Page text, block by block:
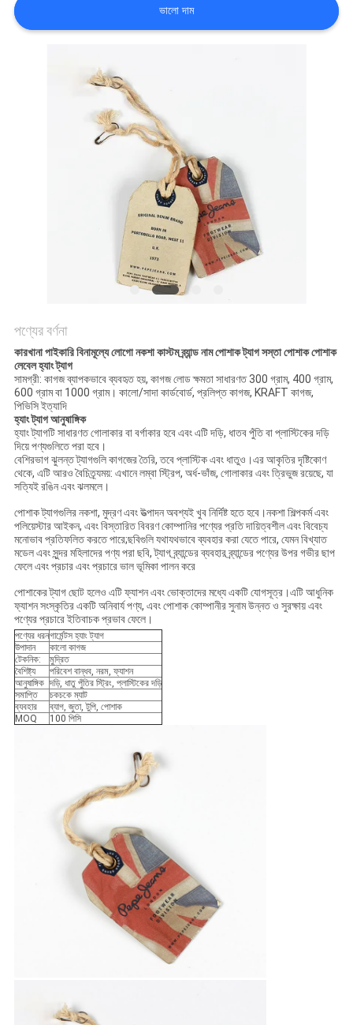
সাইট
ভালো দাম
পণ্যের বর্ণনা
কারখানা পাইকারি বিনামূল্যে লোগো নকশা কাস্টম ব্র্যান্ড নাম পোশাক ট্যাগ সস্তা পোশাক পোশাক
লেবেল হ্যাং ট্যাগ
সামগ্রী: কাগজ ব্যাপকভাবে ব্যবহৃত হয়, কাগজ লোড ক্ষমতা সাধারণত 300 গ্রাম, 400 গ্রাম,
600 গ্রাম বা 1000 গ্রাম। কালো/সাদা কার্ডবোর্ড, প্রলিপ্ত কাগজ, KRAFT কাগজ,
পিভিসি ইত্যাদি
হ্যাং ট্যাগ আনুষাঙ্গিক
হ্যাং ট্যাগটি সাধারণত গোলাকার বা বর্গাকার হবে এবং এটি দড়ি, ধাতব পুঁতি বা প্লাস্টিকের দড়ি
দিয়ে পণ্যগুলিতে পরা হবে।
বেশিরভাগ ঝুলন্ত ট্যাগগুলি কাগজের তৈরি, তবে প্লাস্টিক এবং ধাতুও।এর আকৃতির দৃষ্টিকোণ
থেকে, এটি আরও বৈচিত্র্যময়: এখানে লম্বা স্ট্রিপ, অর্ধ-ভাঁজ, গোলাকার এবং ত্রিভুজ রয়েছে, যা
সত্যিই রঙিন এবং ঝলমলে।
পোশাক ট্যাগগুলির নকশা, মুদ্রণ এবং উত্পাদন অবশ্যই খুব নির্দিষ্ট হতে হবে।নকশা শিল্পকর্ম এবং
পলিয়েস্টার আইকন, এবং বিস্তারিত বিবরণ কোম্পানির পণ্যের প্রতি দায়িত্বশীল এবং বিবেচ্য
মনোভাব প্রতিফলিত করতে পারে;ছবিগুলি যথাযথভাবে ব্যবহার করা যেতে পারে, যেমন বিখ্যাত
মডেল এবং সুন্দর মহিলাদের পণ্য পরা ছবি, ট্যাগ ব্র্যান্ডের ব্যবহার ব্র্যান্ডের পণ্যের উপর গভীর ছাপ
ফেলে এবং প্রচার এবং প্রচারে ভাল ভূমিকা পালন করে
পোশাকের ট্যাগ ছোট হলেও এটি ফ্যাশন এবং ভোক্তাদের মধ্যে একটি যোগসূত্র।এটি আধুনিক
ফ্যাশন সংস্কৃতির একটি অনিবার্য পণ্য, এবং পোশাক কোম্পানীর সুনাম উন্নত ও সুরক্ষায় এবং
পণ্যের প্রচারে ইতিবাচক প্রভাব ফেলে।
পণ্যের ধরনগার্মেন্টস হ্যাং ট্যাগ
উপাদান
কালো কাগজ
টেকনিক:
মুদ্রিত
বৈশিষ্ট্য
পরিবেশ বান্ধব, নরম, ফ্যাশন
আনুষাঙ্গিক দড়ি, ধাতু পুঁতির স্ট্রিং, প্লাস্টিকের দড়ি
সমাপ্তি
চকচকে ম্যাট
ব্যবহার
ব্যাগ, জুতা, টুপি, পোশাক
MOQ
100 পিসি